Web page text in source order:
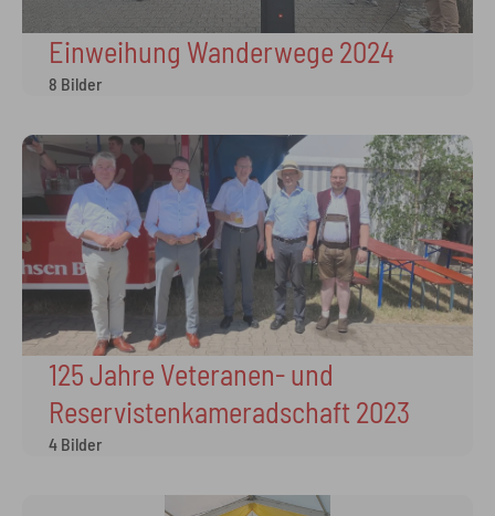
Einweihung Wanderwege 2024
8 Bilder
125 Jahre Veteranen- und
Reservistenkameradschaft 2023
4 Bilder